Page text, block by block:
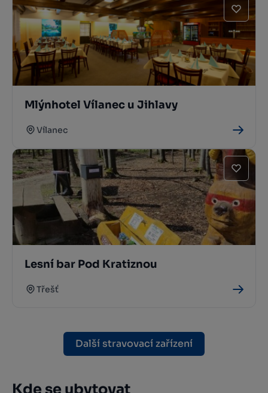
Mlýnhotel Vílanec u Jihlavy
Vílanec
Lesní bar Pod Kratiznou
Třešť
Další stravovací zařízení
Kde se ubytovat